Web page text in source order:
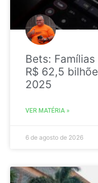
Bets:
R$ 62,5
2025
VER MATÉRIA »
6 de agosto de 2026